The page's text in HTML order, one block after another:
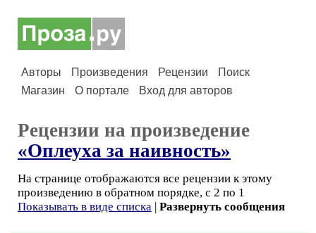
Авторы Произведения Рецензии
Поиск
Магазин
О портале Вход для авторов
Рецензии на произведение
«Оплеуха за наивность»
На странице отображаются все рецензии к этому
произведению в обратном порядке, с 2 по 1
Показывать в виде списка | Развернуть сообщения